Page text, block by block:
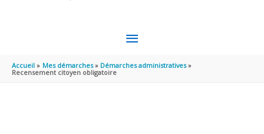
MENU
PRINCIPAL
Accueil Mes démarches
Démarches administratives
Recensement citoyen obligatoire